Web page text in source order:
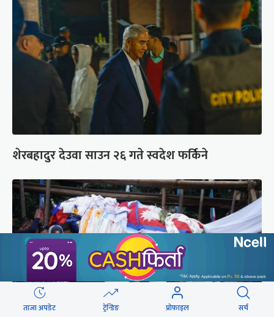
शेरबहादुर देउवा साउन २६ गते स्वदेश फर्किने
ताजा अपडेट ट्रेन्डिङ प्रोफाइल सर्च